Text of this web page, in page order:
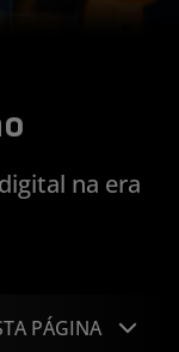
na era
PÁGINA